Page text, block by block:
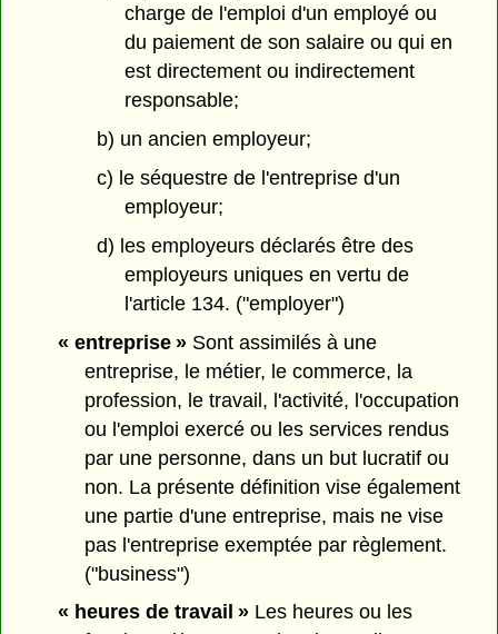
charge de l'emploi d'un employé ou
du paiement de son salaire ou qui en
est directement ou indirectement
responsable;
b) un ancien employeur;
c) le séquestre de l'entreprise d'un
employeur;
d) les employeurs déclarés être des
employeurs uniques en vertu de
l'article 134. ("employer")
« entreprise »Sont assimilés à une
entreprise, le métier, le commerce, la
profession, le travail, l'activité, l'occupation
ou l'emploi exercé ou les services rendus
par une personne, dans un but lucratif ou
non. La présente définition vise également
une partie d'une entreprise, mais ne vise
pas l'entreprise exemptée par règlement.
("business")
« heures de travail »Les heures ou les